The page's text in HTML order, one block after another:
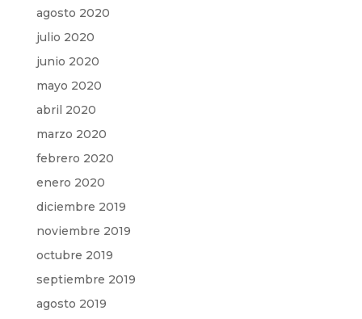
agosto 2020
julio 2020
junio 2020
mayo 2020
abril 2020
marzo 2020
febrero 2020
enero 2020
diciembre 2019
noviembre 2019
octubre 2019
septiembre 2019
agosto 2019